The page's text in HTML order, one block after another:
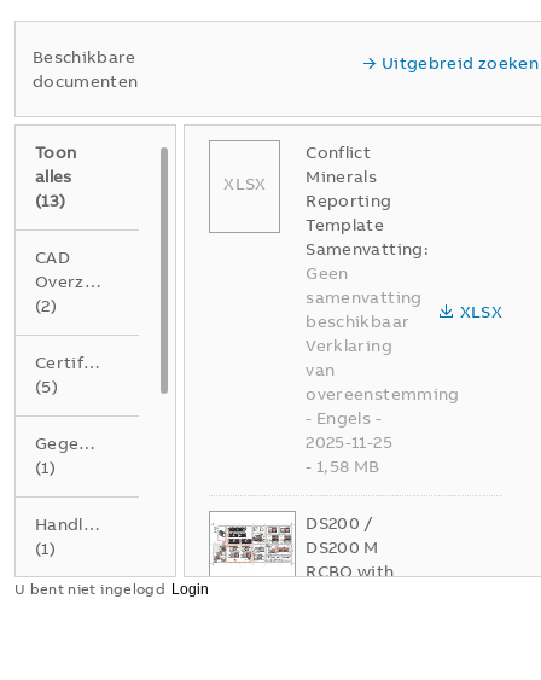
Beschikbare
documenten
Uitgebreid zoeken
Toon
alles
(13)
CAD
Overzichtstekening
(2)
Certificaat
(5)
Gegevensblad
(1)
Handleiding
(1)
XLSX
Conflict
Minerals
Reporting
Template
Samenvatting:
Geen
samenvatting
beschikbaar
Verklaring
van
overeenstemming
- Engels -
2025-11-25
- 1,58 MB
XLSX
DS200 /
DS200 M
RCBO with
U bent niet ingelogd